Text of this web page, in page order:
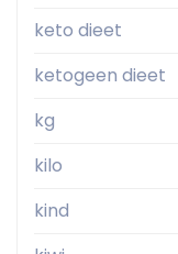
keto dieet
ketogeen dieet
kg
kilo
kind